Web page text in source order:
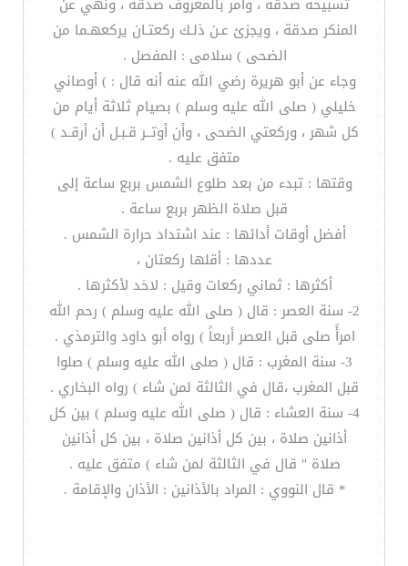
المنكر صدقة ، ويجزئ عـن ذلـك ركعتـان يركعهـما من
الضحى ) سلامى : المفصل .
وجاء عن أبو هريرة رضي الله عنه أنه قال : ) أوصاني
خليلي ( صلى الله عليه وسلم ) بصيام ثلاثة أيام من
كل شهر ، وركعتي الضحى ، وأن أوتــر قـبـل أن أرقـد )
متفق عليه .
وقتها : تبدء من بعد طلوع الشمس بربع ساعة إلى
قبل صلاة الظهر بربع ساعة .
أفضل أوقات أدائها : عند اشتداد حرارة الشمس .
عددها : أقلها ركعتان ،
أكثرها : ثماني ركعات وقيل : لاحَد لأكثرها .
2- سنة العصر : قال ( صلى الله عليه وسلم ) رحم الله
امرأً صلى قبل العصر أربعاً ) رواه أبو داود والترمذي .
3- سنة المغرب : قال ( صلى الله عليه وسلم ) صلوا
قبل المغرب ،قال في الثالثة لمن شاء ) رواه البخاري .
4- سنة العشاء : قال ( صلى الله عليه وسلم ) بين كل
أذانين صلاة ، بين كل أذانين صلاة ، بين كل أذانين
صلاة " قال في الثالثة لمن شاء ) متفق عليه .
* قال النووي : المراد بالأذانين : الأذان والإقامة .